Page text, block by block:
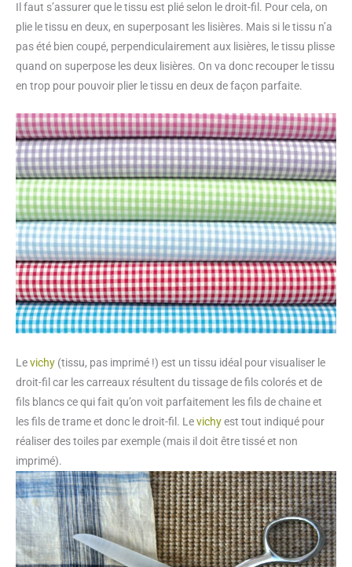
Il faut s’assurer que le tissu est plié selon le droit-fil. Pour cela, on
plie le tissu en deux, en superposant les lisières. Mais si le tissu n’a
pas été bien coupé, perpendiculairement aux lisières, le tissu plisse
quand on superpose les deux lisières. On va donc recouper le tissu
en trop pour pouvoir plier le tissu en deux de façon parfaite.
Levichy (tissu, pas imprimé !) est un tissu idéal pour visualiser le
droit-fil car les carreaux résultent du tissage de fils colorés et de
fils blancs ce qui fait qu’on voit parfaitement les fils de chaine et
les fils de trame et donc le droit-fil. Levichyest tout indiqué pour
réaliser des toiles par exemple (mais il doit être tissé et non
imprimé).